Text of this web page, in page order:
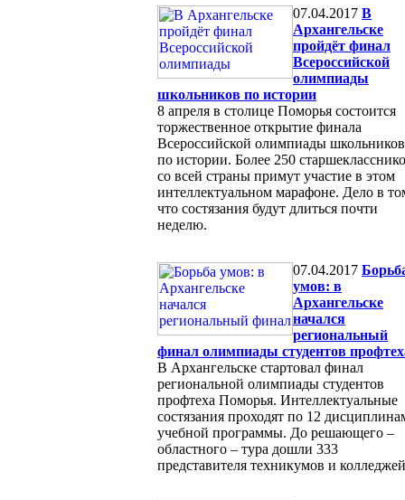
07.04.2017 В
Архангельске
пройдёт финал
Всероссийской
олимпиады
школьников по истории
8 апреля в столице Поморья состоится
торжественное открытие финала
Всероссийской олимпиады школьников
по истории. Более 250
со всей страны примут участие в этом
интеллектуальном марафоне. Дело в
что состязания будут длиться почти
неделю.
07.04.2017
умов: в
Архангельске
начался
региональный
финал олимпиады студентов
В Архангельске стартовал финал
региональной олимпиады студентов
профтеха Поморья. Интеллектуальные
состязания проходят по 12
учебной программы. До решающего –
областного – тура дошли 333
представителя техникумов и